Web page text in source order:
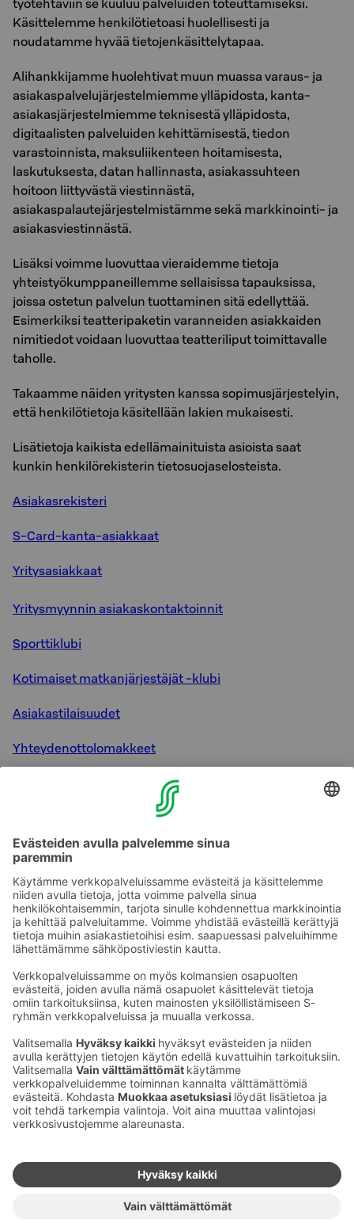
työtehtäviin se kuuluu palveluiden toteuttamiseksi.
Käsittelemme henkilötietoasi huolellisesti ja
noudatamme hyvää tietojenkäsittelytapaa.
Alihankkijamme huolehtivat muun muassa varaus- ja
asiakaspalvelujärjestelmiemme ylläpidosta, kanta-
asiakasjärjestelmiemme teknisestä ylläpidosta,
digitaalisten palveluiden kehittämisestä, tiedon
varastoinnista, maksuliikenteen hoitamisesta,
laskutuksesta, datan hallinnasta, asiakassuhteen
hoitoon liittyvästä viestinnästä,
asiakaspalautejärjestelmistämme sekä markkinointi- ja
asiakasviestinnästä.
Lisäksi voimme luovuttaa vieraidemme tietoja
yhteistyökumppaneillemme sellaisissa tapauksissa,
joissa ostetun palvelun tuottaminen sitä edellyttää.
Esimerkiksi teatteripaketin varanneiden asiakkaiden
nimitiedot voidaan luovuttaa teatteriliput toimittavalle
taholle.
Takaamme näiden yritysten kanssa sopimusjärjestelyin,
että henkilötietoja käsitellään lakien mukaisesti.
Lisätietoja kaikista edellämainituista asioista saat
kunkin henkilörekisterin tietosuojaselosteista.
Asiakasrekisteri
S-Card-kanta-asiakkaat
Yritysasiakkaat
Yritysmyynnin asiakaskontaktoinnit
Sporttiklubi
Kotimaiset matkanjärjestäjät -klubi
Asiakastilaisuudet
Yhteydenottolomakkeet
Myyntipalvelun puhelutallenteet
Verkkosivut ja applikaatiot
Facebook-sivut
Lisätietoja kuinka käsittelemme henkilötietojasi S-
ryhmän asiakasomistaja- ja asiakasrekisterissä
Ota yhteyttä
Hotellien yhteystiedot
Asiakaspalvelun yhteystiedot›
Palaute
Anna palautetta
Sokos Hotels uutiskirje
Tilaa uutiskirje
Saat Sokos Hotellien uusimmat
edut ja uutiset sähköpostiisi
kuukausittain.
Palkinnot ja sertifikaatit
Sokos Hotels somessa
Sokos Hotels
Facebookissa
Sokos Hotels
Sokos
Hotels
Sokos
Hotels